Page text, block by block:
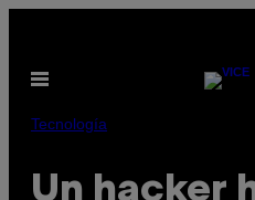
contenuto
Apri
Tecnología
Un hacker